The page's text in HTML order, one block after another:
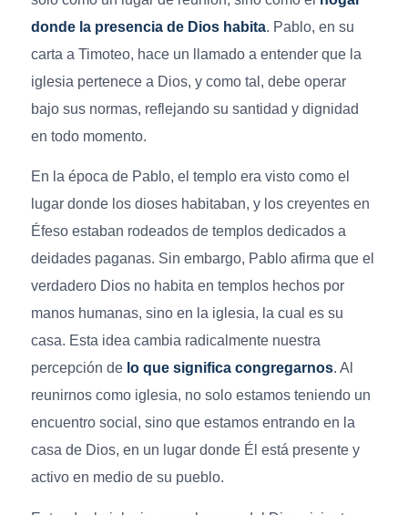
donde la presencia de Dios habita. Pablo, en su
carta a Timoteo, hace un llamado a entender que la
iglesia pertenece a Dios, y como tal, debe operar
bajo sus normas, reflejando su santidad y dignidad
en todo momento.
En la época de Pablo, el templo era visto como el
lugar donde los dioses habitaban, y los creyentes en
Éfeso estaban rodeados de templos dedicados a
deidades paganas. Sin embargo, Pablo afirma que el
verdadero Dios no habita en templos hechos por
manos humanas, sino en la iglesia, la cual es su
casa. Esta idea cambia radicalmente nuestra
percepción de lo que significa congregarnos. Al
reunirnos como iglesia, no solo estamos teniendo un
encuentro social, sino que estamos entrando en la
casa de Dios, en un lugar donde Él está presente y
activo en medio de su pueblo.